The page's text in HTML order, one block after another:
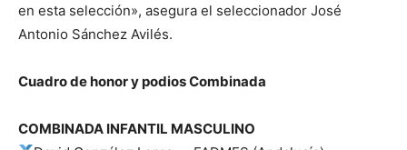
en esta selección», asegura el seleccionador José
Antonio Sánchez Avilés.
Cuadro de honor y podios Combinada
COMBINADA INFANTIL MASCULINO